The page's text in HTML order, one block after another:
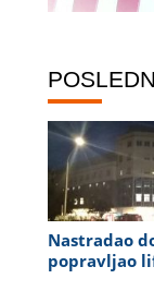
Nastradao
popravljao